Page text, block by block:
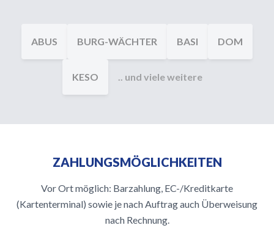
ABUS BURG-WÄCHTER BASI DOM
KESO .. und viele weitere
ZAHLUNGSMÖGLICHKEITEN
Vor Ort möglich: Barzahlung, EC-/Kreditkarte
(Kartenterminal) sowie je nach Auftrag auch Überweisung
nach Rechnung.